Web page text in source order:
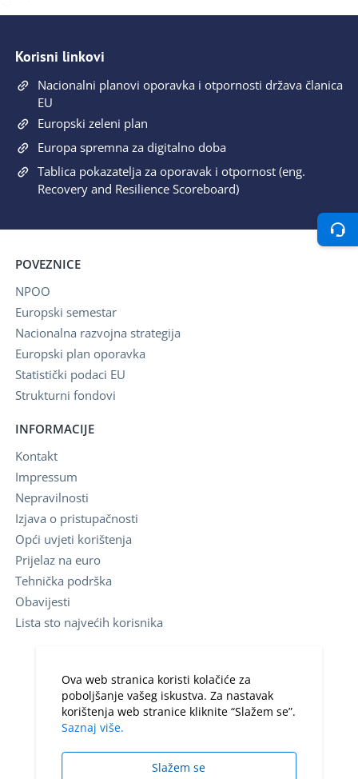
Korisni linkovi
Nacionalni planovi oporavka i otpornosti država članica
EU
Europski zeleni plan
Europa spremna za digitalno doba
Tablica pokazatelja za oporavak i otpornost (eng.
Recovery and Resilience Scoreboard)
Ova web stranica koristi kolačiće za
poboljšanje vašeg iskustva. Za nastavak
korištenja web stranice kliknite “Slažem se”.
Saznaj više.
Slažem se
POVEZNICE
NPOO
Europski semestar
Nacionalna razvojna strategija
Europski plan oporavka
Statistički podaci EU
Strukturni fondovi
INFORMACIJE
Kontakt
Impressum
Nepravilnosti
Izjava o pristupačnosti
Opći uvjeti korištenja
Prijelaz na euro
Tehnička podrška
Obavijesti
Lista sto najvećih korisnika